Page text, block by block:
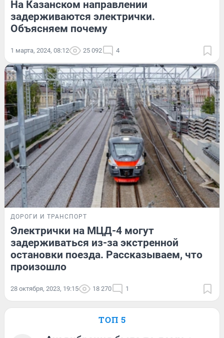
На Казанском направлении
задерживаются электрички.
Объясняем почему
1 марта, 2024, 08:12 25 092 4
ДОРОГИ И ТРАНСПОРТ
Электрички на МЦД-4 могут
задерживаться из-за экстренной
остановки поезда. Рассказываем, что
произошло
28 октября, 2023, 19:15 18 270 1
ТОП 5